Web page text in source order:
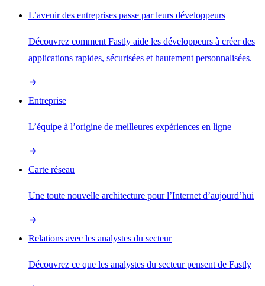
L’avenir des entreprises passe par leurs développeurs
Découvrez comment Fastly aide les développeurs à créer des
applications rapides, sécurisées et hautement personnalisées.
Entreprise
L’équipe à l’origine de meilleures expériences en ligne
Carte réseau
Une toute nouvelle architecture pour l’Internet d’aujourd’hui
Relations avec les analystes du secteur
Découvrez ce que les analystes du secteur pensent de Fastly